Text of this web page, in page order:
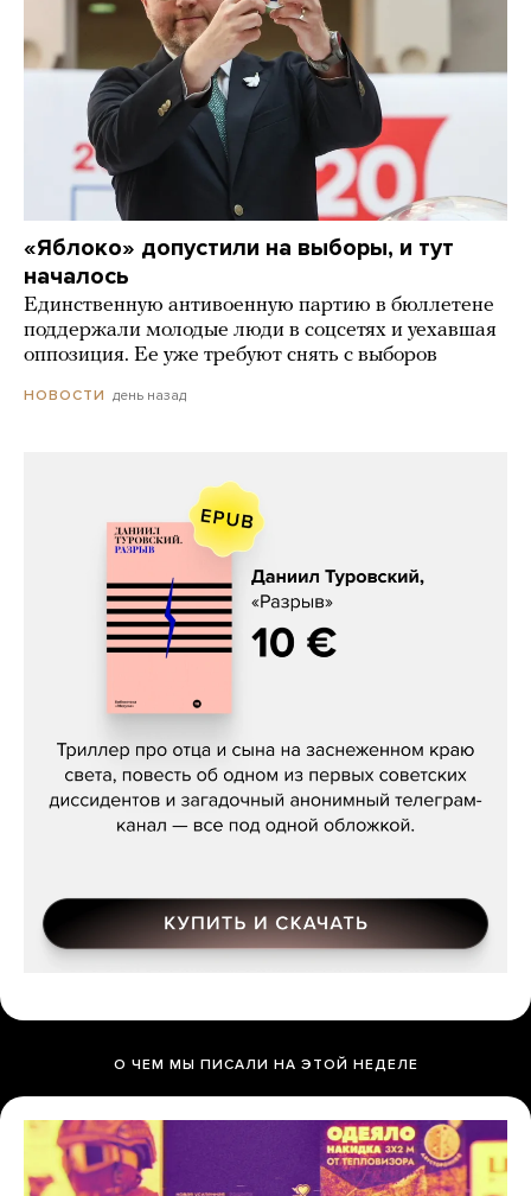
«Яблоко» допустили на выборы, и тут
началось
Единственную антивоенную партию в бюллетене
поддержали молодые люди в соцсетях и уехавшая
оппозиция. Ее уже требуют снять с выборов
НОВОСТИ день назад
Даниил Туровский, «Разрыв»
О ЧЕМ МЫ ПИСАЛИ НА ЭТОЙ НЕДЕЛЕ